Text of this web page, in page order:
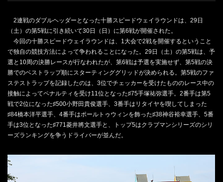
2連戦のダブルヘッダーとなった十勝スピードウェイラウンドは、29日
（土）の第5戦に引き続いて30日（日）に第6戦が開催された。
今回の十勝スピードウェイラウンドは、1大会で2戦を開催するということ
で独自の競技方法によって争われることになった。29日（土）の第5戦は、予
選と10周の決勝レースが行なわれたが、第6戦は予選を実施せず、第5戦の決
勝でのベストラップ順にスターティンググリッドが決められる。第5戦のファ
ステストラップを記録したのは、3位でチェッカーを受けたもののレース中の
接触によってペナルティを受け11位となった♯75手塚祐弥選手。2番手は第5
戦で2位になった♯500小野田貴俊選手、3番手はリタイヤを喫してしまった
♯84橋本洋平選手、4番手はポールトゥウィンを飾った♯38神谷裕幸選手、5番
手は3位となった♯771菱井將文選手と、トップ5はクラブマンシリーズのシリ
ーズランキングを争うドライバーが並んだ。